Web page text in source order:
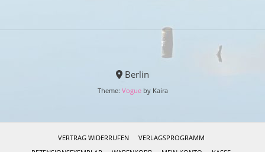
Berlin
Theme: Vogueby Kaira
VERTRAG WIDERRUFEN
VERLAGSPROGRAMM